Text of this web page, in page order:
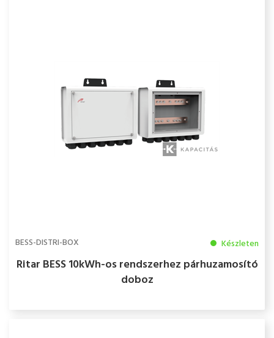
BESS-DISTRI-BOX Készleten
Ritar BESS 10kWh-os rendszerhez párhuzamosító
doboz